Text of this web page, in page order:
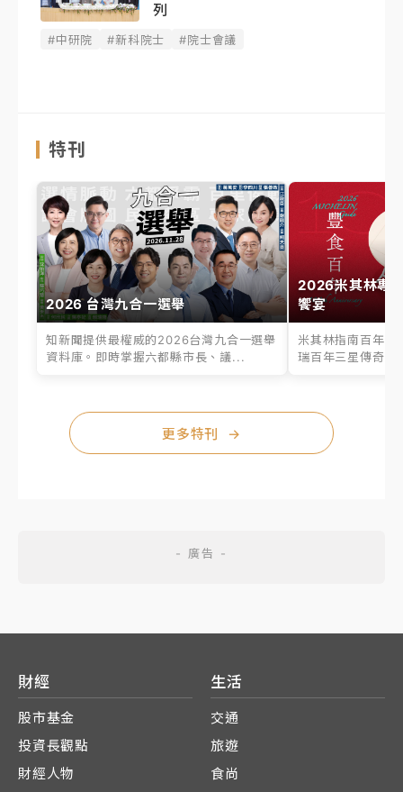
列
#中研院 #新科院士 #院士會議
特刊
2026 台灣九合一選舉
知新聞提供最權威的2026台灣九合一選舉
資料庫。即時掌握六都縣市長、議...
2026米其林專
饗宴
米其林指南百年之
瑞百年三星傳奇、
更多特刊 →
財經
股市基金
投資長觀點
財經人物
生活
交通
旅遊
食尚